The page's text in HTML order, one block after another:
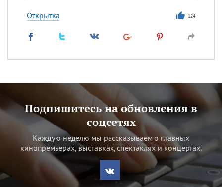
Открытка 124
Подпишитесь на обновления в
соцсетях
Каждую неделю мы рассказываем о главных
кинопремьерах, выставках, спектаклях и концертах.